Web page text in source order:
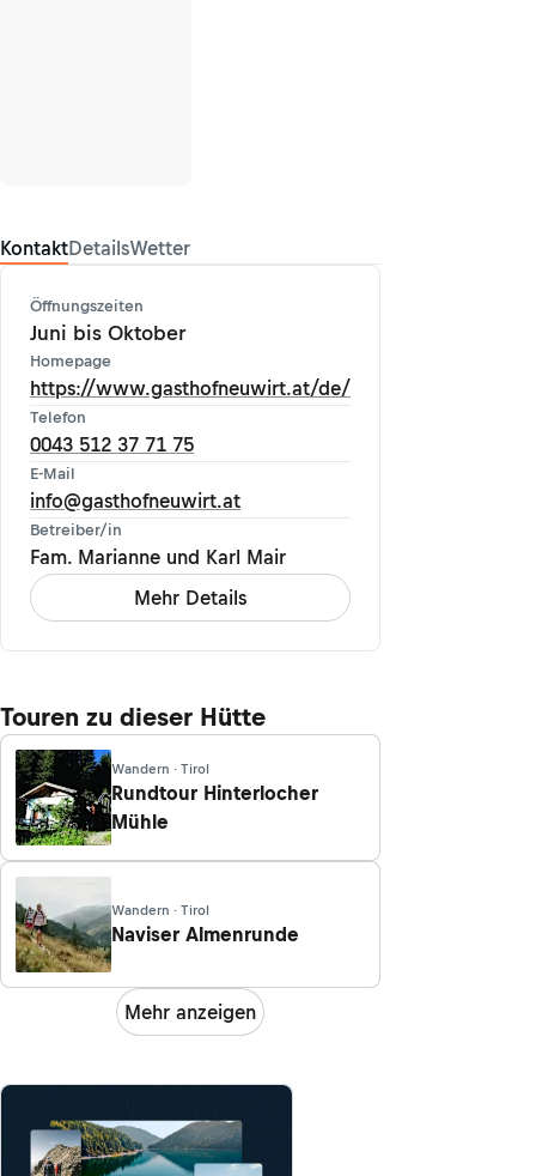
KontaktDetailsWetter
Öffnungszeiten
Juni bis Oktober
Homepage
https://www.gasthofneuwirt.at/de/
Telefon
0043 512 37 71 75
E-Mail
info@gasthofneuwirt.at
Betreiber/in
Fam. Marianne und Karl Mair
Mehr Details
Touren zu dieser Hütte
Wandern · Tirol
Rundtour Hinterlocher
Mühle
Wandern · Tirol
Naviser Almenrunde
Mehr anzeigen